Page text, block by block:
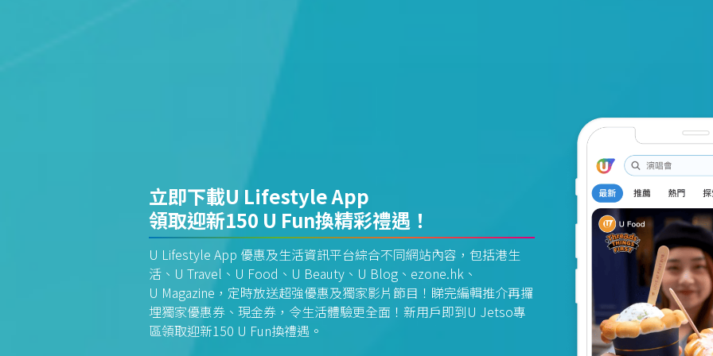
立即下載U Lifestyle App
領取迎新150 U Fun換精彩禮遇！
U Lifestyle App 優惠及生活資訊平台綜合不同網站內容，包括港生
活、U Travel、U Food、U Beauty、U Blog、ezone.hk、
U Magazine，定時放送超強優惠及獨家影片節目！睇完編輯推介再攞
埋獨家優惠券、現金券，令生活體驗更全面！新用戶即到U Jetso專
區領取迎新150 U Fun換禮遇。